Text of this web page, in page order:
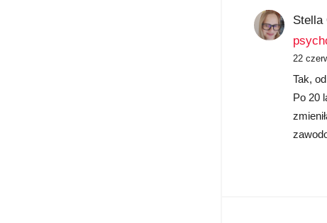
Stella
22
Tak,
Po 20